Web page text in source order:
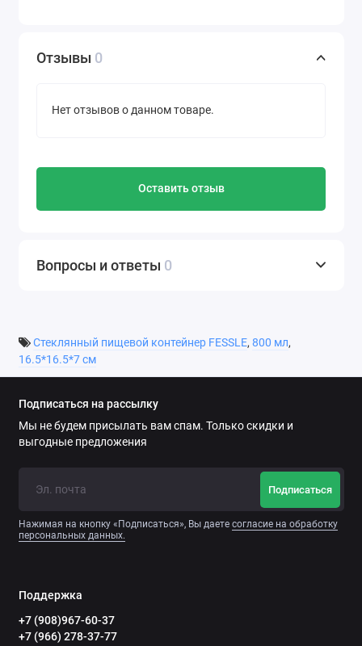
Отзывы 0
Нет отзывов о данном товаре.
Оставить отзыв
Вопросы и ответы 0
Стеклянный пищевой контейнер FESSLE, 800 мл,
16.5*16.5*7 см
Подписаться на рассылку
Мы не будем присылать вам спам. Только скидки и
выгодные предложения
Подписаться
Нажимая на кнопку «Подписаться», Вы даете согласие на обработку
персональных данных.
Поддержка
+7 (908)967-60-37
+7 (966) 278-37-77